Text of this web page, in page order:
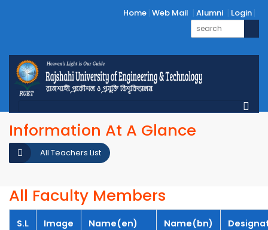
Home Web Mail Alumni Login
Information At A Glance
All Teachers List
All Faculty Members
S.L Image Name(en) Name(bn)